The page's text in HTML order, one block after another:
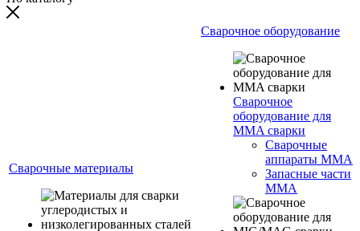
Сварочные материалы
Сварочное оборудование
Сварочное
оборудование для
MMA сварки
Сварочные
аппараты MMA
Запасные части
MMA